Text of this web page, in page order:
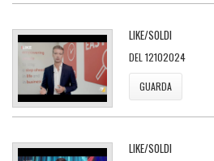
LIKE/SOLDI
DEL 12102024
GUARDA
LIKE/SOLDI